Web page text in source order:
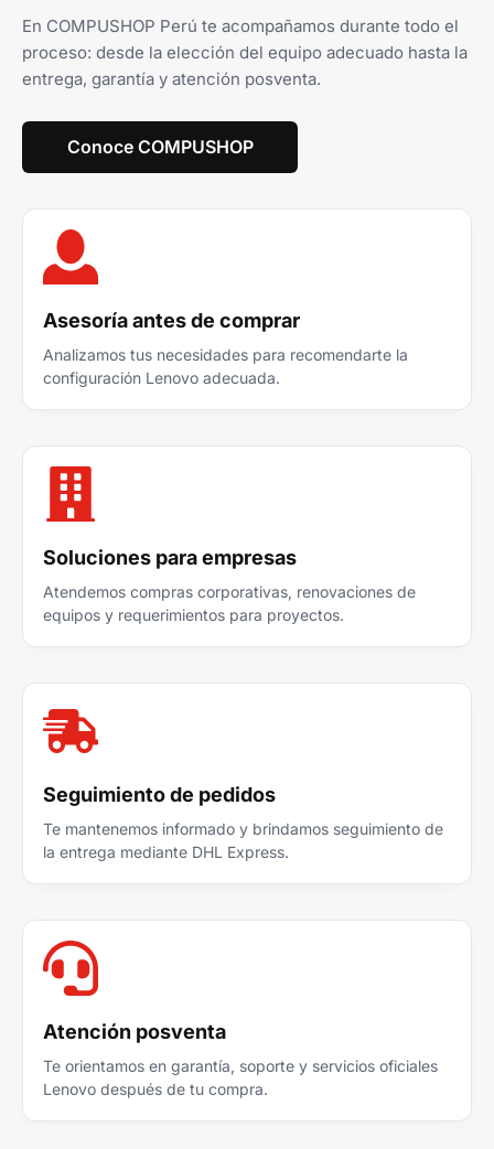
En COMPUSHOP Perú te acompañamos durante todo el
proceso: desde la elección del equipo adecuado hasta la
entrega, garantía y atención posventa.
Conoce COMPUSHOP
Asesoría antes de comprar
Analizamos tus necesidades para recomendarte la
configuración Lenovo adecuada.
Soluciones para empresas
Atendemos compras corporativas, renovaciones de
equipos y requerimientos para proyectos.
Seguimiento de pedidos
Te mantenemos informado y brindamos seguimiento de
la entrega mediante DHL Express.
Atención posventa
Te orientamos en garantía, soporte y servicios oficiales
Lenovo después de tu compra.